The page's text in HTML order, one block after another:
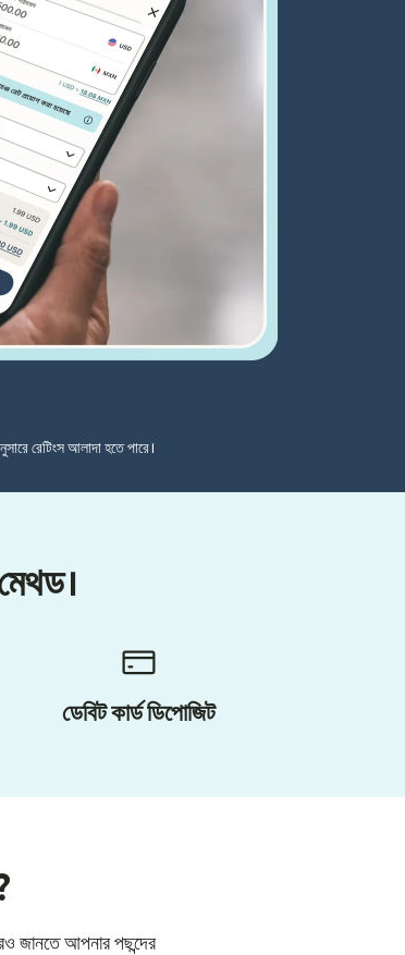
রেটিংস আলাদা হতে পারে।
ডেবিট কার্ড ডিপোজিট
জানতে আপনার পছন্দের